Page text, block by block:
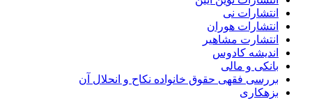
انتشارات نی
انتشارات هوران
انتشارت مشاهیر
اندیشه کادوس
بانکی و مالی
بررسی فقهی حقوق خانواده نکاح و انحلال آن
بزهکاری